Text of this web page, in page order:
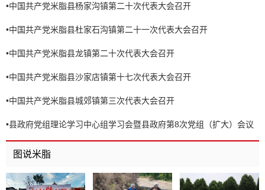
•中国共产党米脂县杨家沟镇第二十次代表大会召开
•中国共产党米脂县杜家石沟镇第二十一次代表大会召开
•中国共产党米脂县龙镇第二十次代表大会召开
•中国共产党米脂县沙家店镇第十七次代表大会召开
•中国共产党米脂县城郊镇第三次代表大会召开
•县政府党组理论学习中心组学习会暨县政府第8次党组（扩大）会议
召开
图说米脂